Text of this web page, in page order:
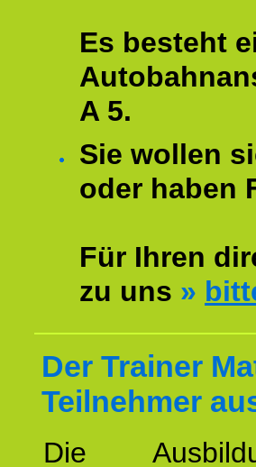
Es besteht
A 5.
Sie wollen
oder haben
Für Ihren
zu uns »
Der Trainer
Teilnehmer
Die